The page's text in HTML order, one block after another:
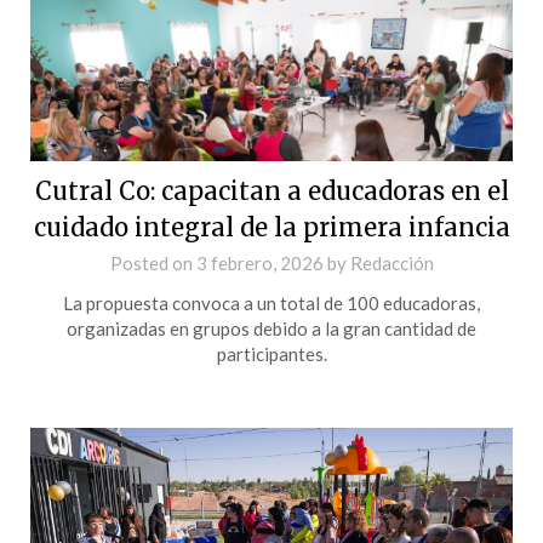
Cutral Co: capacitan a educadoras en el
cuidado integral de la primera infancia
Posted on 3 febrero, 2026 by Redacción
La propuesta convoca a un total de 100 educadoras,
organizadas en grupos debido a la gran cantidad de
participantes.